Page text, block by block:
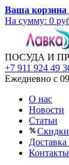
Ваша корзина
На сумму: 0
ПОСУДА И
+7 911 924 49
Ежедневно с
О нас
Новости
Статьи
Доставка
Контакты